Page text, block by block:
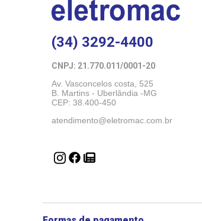
(34) 3292-4400
CNPJ: 21.770.011/0001-20
Av. Vasconcelos costa, 525
B. Martins - Uberlândia -MG
CEP: 38.400-450
atendimento@eletromac.com.br